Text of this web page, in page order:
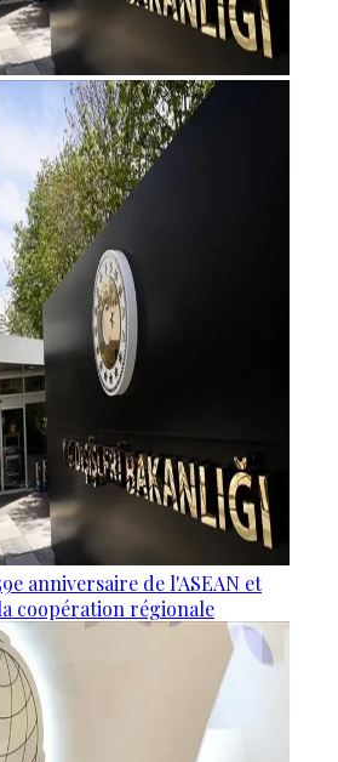
anniversaire de l'ASEAN et
coopération régionale